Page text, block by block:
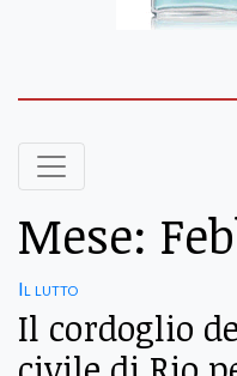
Mese:
Il lutto
Il cordoglio